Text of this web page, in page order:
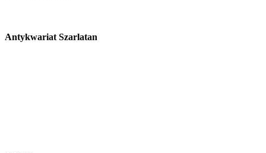
Antykwariat Szarlatan